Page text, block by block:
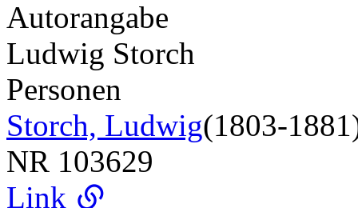
Autorangabe
Ludwig Storch
Personen
Storch, Ludwig(1803-
NR 103629
Link